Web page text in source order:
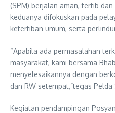
(SPM) berjalan aman, tertib
keduanya difokuskan pada
ketertiban umum, serta
“Apabila ada permasalahan
masyarakat, kami bersama
menyelesaikannya dengan
dan RW setempat,”tegas Pelda
Kegiatan pendampingan